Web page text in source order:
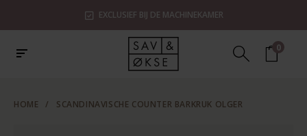
EXCLUSIEF BIJ DE MACHINEKAMER
0
HOME / SCANDINAVISCHE COUNTER BARKRUK OLGER